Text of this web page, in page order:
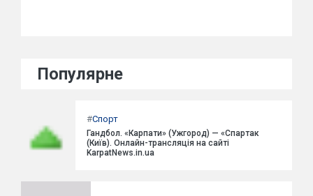
Популярне
#Спорт
Гандбол. «Карпати» (Ужгород) — «Спартак
(Київ). Онлайн-трансляція на сайті
KarpatNews.in.ua